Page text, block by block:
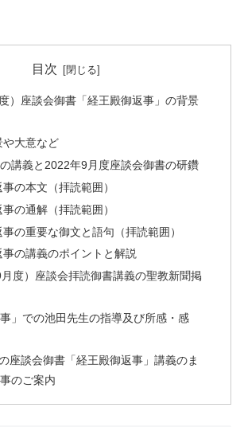
目次
）座談会御書「経王殿御返事」の背景
大意など
講義と2022年9月度座談会御書の研鑽
の本文（拝読範囲）
の通解（拝読範囲）
の重要な御文と語句（拝読範囲）
の講義のポイントと解説
月度）座談会拝読御書講義の聖教新聞掲
事」での池田先生の指導及び所感・感
座談会御書「経王殿御返事」講義のま
のご案内